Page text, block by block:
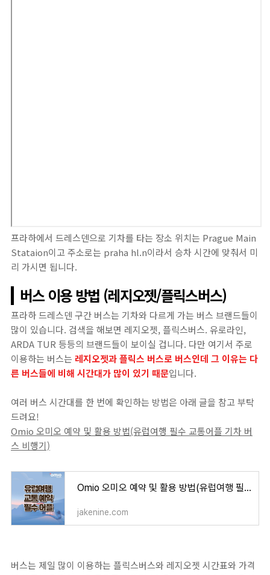
프라하에서 드레스덴으로 기차를 타는 장소 위치는 Prague Main
Stataion이고 주소로는 praha hl.n이라서 승차 시간에 맞춰서 미
리 가시면 됩니다.
버스 이용 방법 (레지오젯/플릭스버스)
프라하 드레스덴 구간 버스는 기차와 다르게 가는 버스 브랜드들이
많이 있습니다. 검색을 해보면 레지오젯, 플릭스버스. 유로라인,
ARDA TUR 등등의 브랜드들이 보이실 겁니다. 다만 여기서 주로
이용하는 버스는 레지오젯과 플릭스 버스로 버스인데 그 이유는 다
른 버스들에 비해 시간대가 많이 있기 때문입니다.
여러 버스 시간대를 한 번에 확인하는 방법은 아래 글을 참고 부탁
드려요!
Omio 오미오 예약 및 활용 방법(유럽여행 필수 교통어플 기차 버
스 비행기)
Omio 오미오 예약 및 활용 방법(유럽여행 필수 교통어플 기차 버스 비행기)
jakenine.com
버스는 제일 많이 이용하는 플릭스버스와 레지오젯 시간표와 가격